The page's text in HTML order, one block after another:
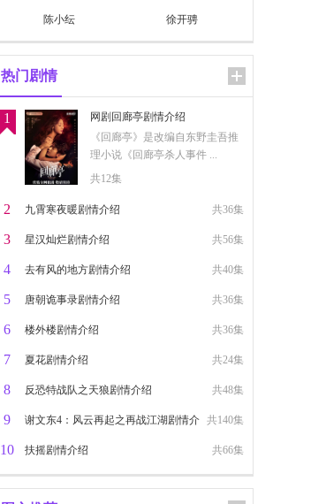
陈小纭 徐开骋
热门剧情
1
网剧回廊亭剧情介绍
《回廊亭》是改编自东野圭吾推
理小说《回廊亭杀人事件 ...
共12集
2 共36集
九霄寒夜暖剧情介绍
3 共56集
星汉灿烂剧情介绍
4 共40集
去有风的地方剧情介绍
5 共36集
唐朝诡事录剧情介绍
6 共36集
楼外楼剧情介绍
7 共24集
夏花剧情介绍
8 共48集
反恐特战队之天狼剧情介绍
9 共140集
谢文东4：风云再起之再战江湖剧情介
绍
10 共66集
扶摇剧情介绍